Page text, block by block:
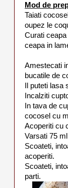
Mod de
Taiati
oupez le
Curati
ceapa in
Amestecati
bucatile de
Il puteti lasa
Incalziti
In tava de
cocosel cu
Acoperiti cu
Varsati 75
Scoateti,
acoperiti.
Scoateti,
parti.